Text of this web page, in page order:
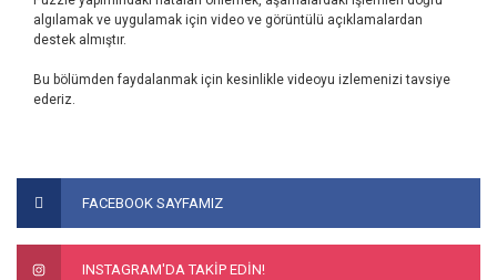
algılamak ve uygulamak için video ve görüntülü açıklamalardan
destek almıştır.
Bu bölümden faydalanmak için kesinlikle videoyu izlemenizi tavsiye
ederiz.
Bu ürüne ilk yorumu siz yapın!
Yorum Yaz
kullanarak tarafımıza iletebilirsiniz.
Görüş ve önerileriniz için teşekkür ederiz.
FACEBOOK SAYFAMIZ
INSTAGRAM'DA TAKİP EDİN!